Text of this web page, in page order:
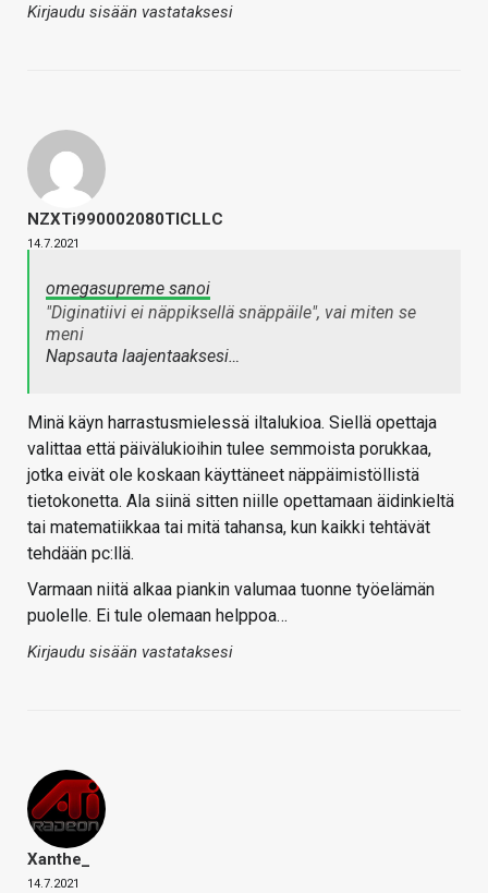
Kirjaudu sisään vastataksesi
NZXTi990002080TICLLC
14.7.2021
omegasupreme sanoi
"Diginatiivi ei näppiksellä snäppäile", vai miten se
meni
Napsauta laajentaaksesi…
Minä käyn harrastusmielessä iltalukioa. Siellä opettaja
valittaa että päivälukioihin tulee semmoista porukkaa,
jotka eivät ole koskaan käyttäneet näppäimistöllistä
tietokonetta. Ala siinä sitten niille opettamaan äidinkieltä
tai matematiikkaa tai mitä tahansa, kun kaikki tehtävät
tehdään pc:llä.
Varmaan niitä alkaa piankin valumaa tuonne työelämän
puolelle. Ei tule olemaan helppoa…
Kirjaudu sisään vastataksesi
Xanthe_
14.7.2021